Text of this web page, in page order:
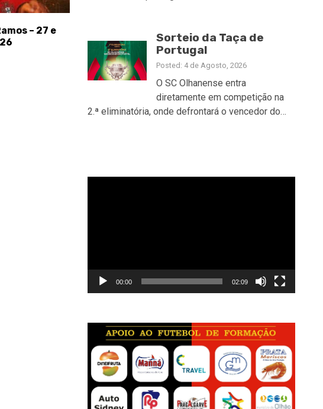
– 27 e
Sorteio da Taça de
Portugal
Posted: 4 de Agosto, 2026
O SC Olhanense entra
diretamente em competição na
2.ª eliminatória, onde defrontará o vencedor do…
00:00 02:09